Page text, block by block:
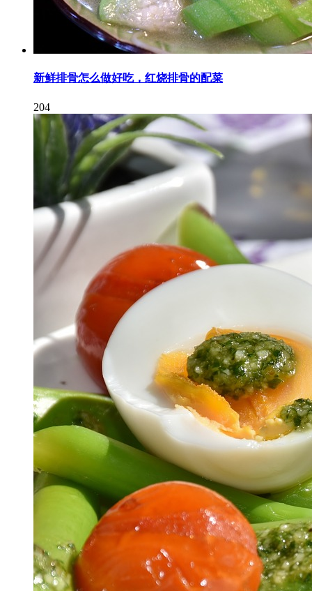
新鲜排骨怎么做好吃，红烧排骨的配菜
204